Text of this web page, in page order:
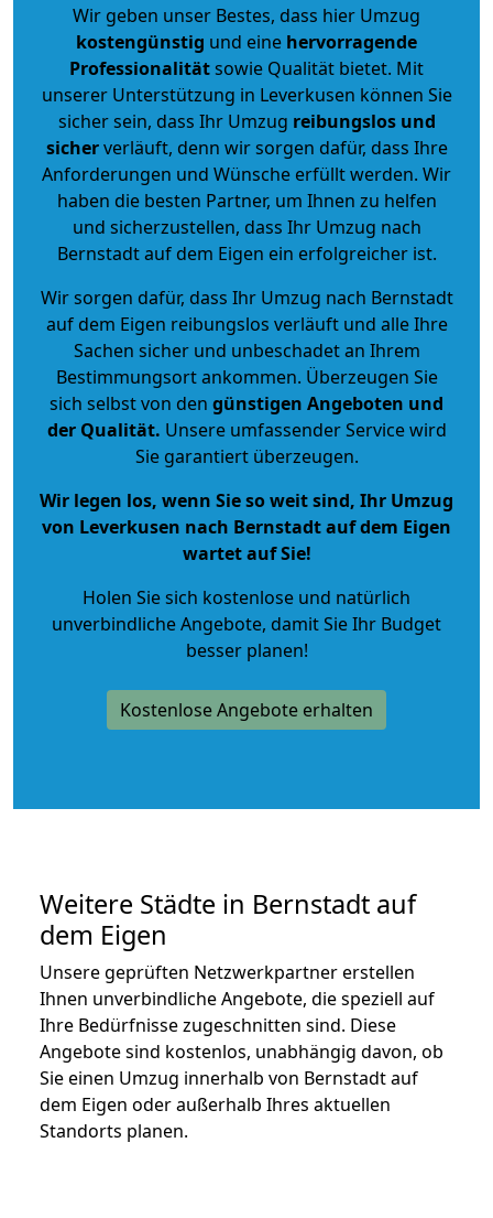
Wir geben unser Bestes, dass hier Umzug
kostengünstig und eine hervorragende
Professionalitätsowie Qualität bietet. Mit
unserer Unterstützung in Leverkusen können Sie
sicher sein, dass Ihr Umzug reibungslos und
sicherverläuft, denn wir sorgen dafür, dass Ihre
Anforderungen und Wünsche erfüllt werden. Wir
haben die besten Partner, um Ihnen zu helfen
und sicherzustellen, dass Ihr Umzug nach
Bernstadt auf dem Eigen ein erfolgreicher ist.
Wir sorgen dafür, dass Ihr Umzug nach Bernstadt
auf dem Eigen reibungslos verläuft und alle Ihre
Sachen sicher und unbeschadet an Ihrem
Bestimmungsort ankommen. Überzeugen Sie
sich selbst von den günstigen Angeboten und
der Qualität. Unsere umfassender Service wird
Sie garantiert überzeugen.
Wir legen los, wenn Sie so weit sind, Ihr Umzug
von Leverkusen nach Bernstadt auf dem Eigen
wartet auf Sie!
Holen Sie sich kostenlose und natürlich
unverbindliche Angebote, damit Sie Ihr Budget
besser planen!
Kostenlose Angebote erhalten
Weitere Städte in Bernstadt auf
dem Eigen
Unsere geprüften Netzwerkpartner erstellen
Ihnen unverbindliche Angebote, die speziell auf
Ihre Bedürfnisse zugeschnitten sind. Diese
Angebote sind kostenlos, unabhängig davon, ob
Sie einen Umzug innerhalb von Bernstadt auf
dem Eigen oder außerhalb Ihres aktuellen
Standorts planen.